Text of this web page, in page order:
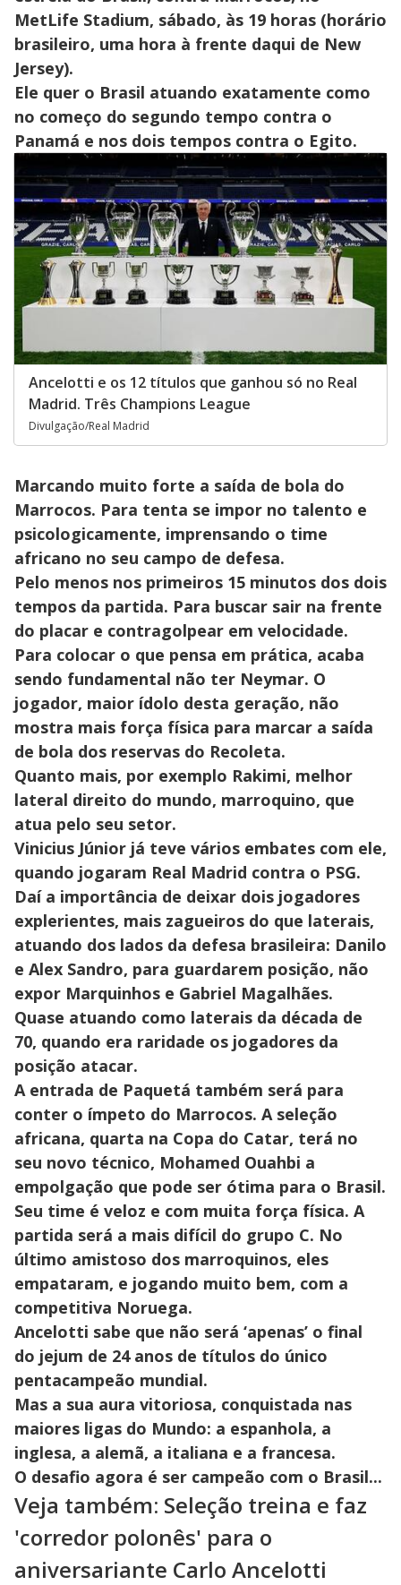
MetLife Stadium, sábado, às 19 horas (horário
brasileiro, uma hora à frente daqui de New
Jersey).
Ele quer o Brasil atuando exatamente como
no começo do segundo tempo contra o
Panamá e nos dois tempos contra o Egito.
Ancelotti e os 12 títulos que ganhou só no Real
Madrid. Três Champions League
Divulgação/Real Madrid
Marcando muito forte a saída de bola do
Marrocos. Para tenta se impor no talento e
psicologicamente, imprensando o time
africano no seu campo de defesa.
Pelo menos nos primeiros 15 minutos dos dois
tempos da partida. Para buscar sair na frente
do placar e contragolpear em velocidade.
Para colocar o que pensa em prática, acaba
sendo fundamental não ter Neymar. O
jogador, maior ídolo desta geração, não
mostra mais força física para marcar a saída
de bola dos reservas do Recoleta.
Quanto mais, por exemplo Rakimi, melhor
lateral direito do mundo, marroquino, que
atua pelo seu setor.
Vinicius Júnior já teve vários embates com ele,
quando jogaram Real Madrid contra o PSG.
Daí a importância de deixar dois jogadores
explerientes, mais zagueiros do que laterais,
atuando dos lados da defesa brasileira: Danilo
e Alex Sandro, para guardarem posição, não
expor Marquinhos e Gabriel Magalhães.
Quase atuando como laterais da década de
70, quando era raridade os jogadores da
posição atacar.
A entrada de Paquetá também será para
conter o ímpeto do Marrocos. A seleção
africana, quarta na Copa do Catar, terá no
seu novo técnico, Mohamed Ouahbi a
empolgação que pode ser ótima para o Brasil.
Seu time é veloz e com muita força física. A
partida será a mais difícil do grupo C. No
último amistoso dos marroquinos, eles
empataram, e jogando muito bem, com a
competitiva Noruega.
Ancelotti sabe que não será ‘apenas’ o final
do jejum de 24 anos de títulos do único
pentacampeão mundial.
Mas a sua aura vitoriosa, conquistada nas
maiores ligas do Mundo: a espanhola, a
inglesa, a alemã, a italiana e a francesa.
O desafio agora é ser campeão com o Brasil...
Veja também: Seleção treina e faz
'corredor polonês' para o
aniversariante Carlo Ancelotti